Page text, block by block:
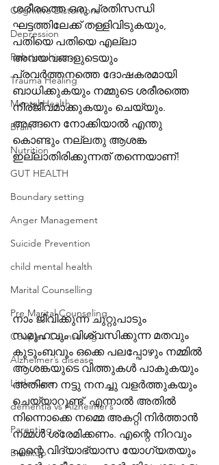
Cognitive Distortions
Depression
Relationships
Trauma Healing
Mental Health
Brain
Nutrition
GUT HEALTH
Boundary setting
Anger Management
Suicide Prevention
child mental health
Marital Counselling
Pre Marital Counseling
Couples Counseling
Alzheimer’s disease
Little Care
dementia vs Alzheimer’s
Parenting
Breakup
ശരീരത്തെ ഒരു പ്രതിസന്ധി
ഘട്ടത്തിലേക്ക് തള്ളിവിടുകയും,
പതിയെ പതിയെ എല്ലാ
അവയവങ്ങളുടെയും
പ്രവർത്തനത്തെ ദോഷകരമായി
ബാധിക്കുകയും നമ്മുടെ ശരീരത്തെ
നിര്ജീവമാക്കുകയും ചെയ്യും.
അങ്ങനെ നോക്കിയാൽ എന്തു
കൊണ്ടും നല്ലതു ആശങ്ക
ഇല്ലാതിരിക്കുന്നത് തന്നെയാണ്!
നാം ജീവിക്കുന്ന ചുറ്റുപാടും
സമൂഹവും വിശ്വസിക്കുന്ന മതവും
കുടുംബവും ഒക്കെ പലപ്പോഴും നമ്മിൽ
ആശങ്കയുടെ വിത്തുകൾ പാകുകയും
അതിനെ നട്ടു നനച്ചു വളർത്തുകയും
ചെയ്യാറുണ്ട്. എന്നാൽ അതിൽ
നിന്നൊക്കെ നമ്മെ അകറ്റി നിർത്താൻ
നമ്മൾ ശ്രേമിക്കണം. എന്റെ നിറവും
എന്റെ വിദ്യാഭ്യാസ യോഗ്യതയും